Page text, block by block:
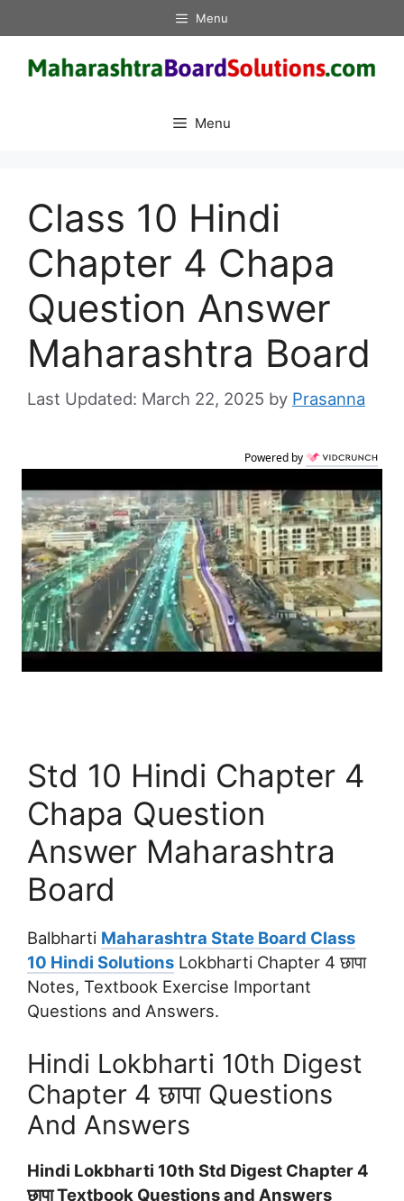
to
content
Menu
Menu
Class 10 Hindi
Chapter 4 Chapa
Question Answer
Maharashtra Board
March 22, 2025 by Prasanna
Powered by
Std 10 Hindi Chapter 4
Chapa Question
Answer Maharashtra
Board
Balbharti Maharashtra State Board Class
10 Hindi Solutions Lokbharti Chapter 4 छापा
Notes, Textbook Exercise Important
Questions and Answers.
Hindi Lokbharti 10th Digest
Chapter 4 छापा Questions
And Answers
Hindi Lokbharti 10th Std Digest Chapter 4
छापा Textbook Questions and Answers